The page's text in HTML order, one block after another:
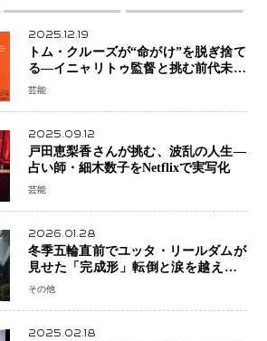
2025.12.19
トム・クルーズが“命がけ”を脱ぎ捨て
る―イニャリトゥ監督と挑む前代未聞
の大惨事コメディ「DIGGER ディガ
芸能
2025.09.12
戸田恵梨香さんが挑む、波乱の人生―
占い師・細木数子をNetflixで実写化
芸能
2026.01.28
冬季五輪直前でユッタ・リールダムが
見せた「完成形」転倒と涙を越えて─
ミラノで金を狙うオランダ女王の現在
その他
2025.02.18